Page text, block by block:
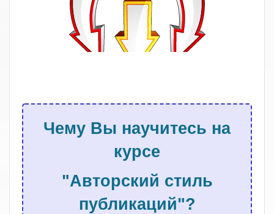
Чему Вы научитесь на
курсе
"Авторский стиль
публикаций"?